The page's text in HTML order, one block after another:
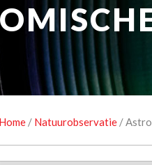
Home / Natuurobservatie /